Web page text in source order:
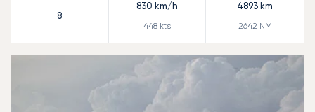
8
830 km/h
448kts
4893 km
2642 NM